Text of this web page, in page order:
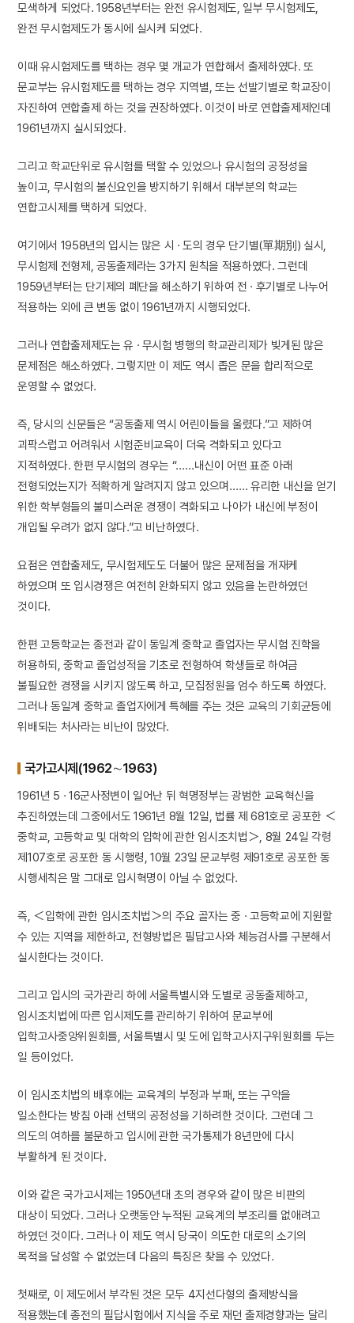
모색하게 되었다. 1958년부터는 완전 유시험제도, 일부 무시험제도,
완전 무시험제도가 동시에 실시케 되었다.
이때 유시험제도를 택하는 경우 몇 개교가 연합해서 출제하였다. 또
문교부는 유시험제도를 택하는 경우 지역별, 또는 선발기별로 학교장이
자진하여 연합출제 하는 것을 권장하였다. 이것이 바로 연합출제제인데
1961년까지 실시되었다.
그리고 학교단위로 유시험를 택할 수 있었으나 유시험의 공정성을
높이고, 무시험의 불신요인을 방지하기 위해서 대부분의 학교는
연합고시제를 택하게 되었다.
여기에서 1958년의 입시는 많은 시 · 도의 경우 단기별(單期別) 실시,
무시험제 전형제, 공동출제라는 3가지 원칙을 적용하였다. 그런데
1959년부터는 단기제의 폐단을 해소하기 위하여 전 · 후기별로 나누어
적용하는 외에 큰 변동 없이 1961년까지 시행되었다.
그러나 연합출제제도는 유 · 무시험 병행의 학교관리제가 빚게된 많은
문제점은 해소하였다. 그렇지만 이 제도 역시 좁은 문을 합리적으로
운영할 수 없었다.
즉, 당시의 신문들은 “공동출제 역시 어린이들을 울렸다.”고 제하여
괴팍스럽고 어려워서 시험준비교육이 더욱 격화되고 있다고
지적하였다. 한편 무시험의 경우는 “……내신이 어떤 표준 아래
전형되었는지가 적확하게 알려지지 않고 있으며…… 유리한 내신을 얻기
위한 학부형들의 불미스러운 경쟁이 격화되고 나아가 내신에 부정이
개입될 우려가 없지 않다.”고 비난하였다.
요점은 연합출제도, 무시험제도도 더불어 많은 문제점을 개재케
하였으며 또 입시경쟁은 여전히 완화되지 않고 있음을 논란하였던
것이다.
한편 고등학교는 종전과 같이 동일계 중학교 졸업자는 무시험 진학을
허용하되, 중학교 졸업성적을 기초로 전형하여 학생들로 하여금
불필요한 경쟁을 시키지 않도록 하고, 모집정원을 엄수 하도록 하였다.
그러나 동일계 중학교 졸업자에게 특혜를 주는 것은 교육의 기회균등에
위배되는 처사라는 비난이 많았다.
국가고시제(1962∼1963)
1961년 5 · 16군사정변이 일어난 뒤 혁명정부는 광범한 교육혁신을
추진하였는데 그중에서도 1961년 8월 12일, 법률 제 681호로 공포한 ＜
중학교, 고등학교 및 대학의 입학에 관한 임시조치법＞, 8월 24일 각령
제107호로 공포한 동 시행령, 10월 23일 문교부령 제91호로 공포한 동
시행세칙은 말 그대로 입시혁명이 아닐 수 없었다.
즉, ＜입학에 관한 임시조치법＞의 주요 골자는 중 · 고등학교에 지원할
수 있는 지역을 제한하고, 전형방법은 필답고사와 체능검사를 구분해서
실시한다는 것이다.
그리고 입시의 국가관리 하에 서울특별시와 도별로 공동출제하고,
임시조치법에 따른 입시제도를 관리하기 위하여 문교부에
입학고사중앙위원회를, 서울특별시 및 도에 입학고사지구위원회를 두는
일 등이었다.
이 임시조치법의 배후에는 교육계의 부정과 부패, 또는 구악을
일소한다는 방침 아래 선택의 공정성을 기하려한 것이다. 그런데 그
의도의 여하를 불문하고 입시에 관한 국가통제가 8년만에 다시
부활하게 된 것이다.
이와 같은 국가고시제는 1950년대 초의 경우와 같이 많은 비판의
대상이 되었다. 그러나 오랫동안 누적된 교육계의 부조리를 없애려고
하였던 것이다. 그러나 이 제도 역시 당국이 의도한 대로의 소기의
목적을 달성할 수 없었는데 다음의 특징은 찾을 수 있었다.
첫째로, 이 제도에서 부각된 것은 모두 4지선다형의 출제방식을
적용했는데 종전의 필답시험에서 지식을 주로 재던 출제경향과는 달리